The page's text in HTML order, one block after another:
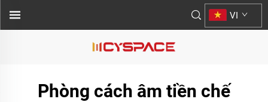
VI
Phòng cách âm tiền chế